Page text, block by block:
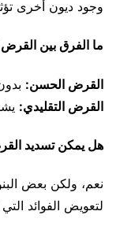
وجود ديون أخرى
ما الفرق بين
القرض الحسن:
القرض التقليدي:
هل يمكن تسديد
نعم، ولكن بعض
لتعويض الفوائد